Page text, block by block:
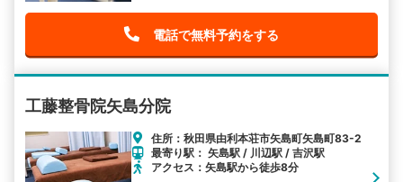
電話で無料予約をする
工藤整骨院矢島分院
住所：秋田県由利本荘市矢島町矢島町83-2
最寄り駅： 矢島駅 / 川辺駅 / 吉沢駅
アクセス：矢島駅から徒歩8分